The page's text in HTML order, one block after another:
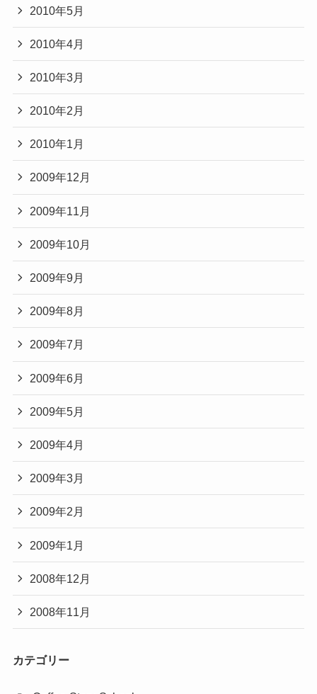
2010年5月
2010年4月
2010年3月
2010年2月
2010年1月
2009年12月
2009年11月
2009年10月
2009年9月
2009年8月
2009年7月
2009年6月
2009年5月
2009年4月
2009年3月
2009年2月
2009年1月
2008年12月
2008年11月
カテゴリー